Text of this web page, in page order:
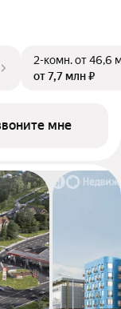
2-комн.от 46,6
от 7,7 млн ₽
мне